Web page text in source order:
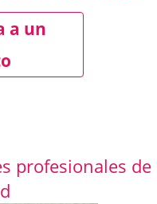
a un
profesionales de